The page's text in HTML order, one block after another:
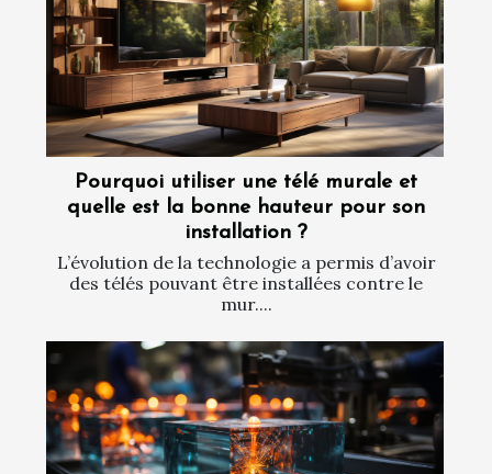
Pourquoi utiliser une télé murale et
quelle est la bonne hauteur pour son
installation ?
L’évolution de la technologie a permis d’avoir
des télés pouvant être installées contre le
mur....